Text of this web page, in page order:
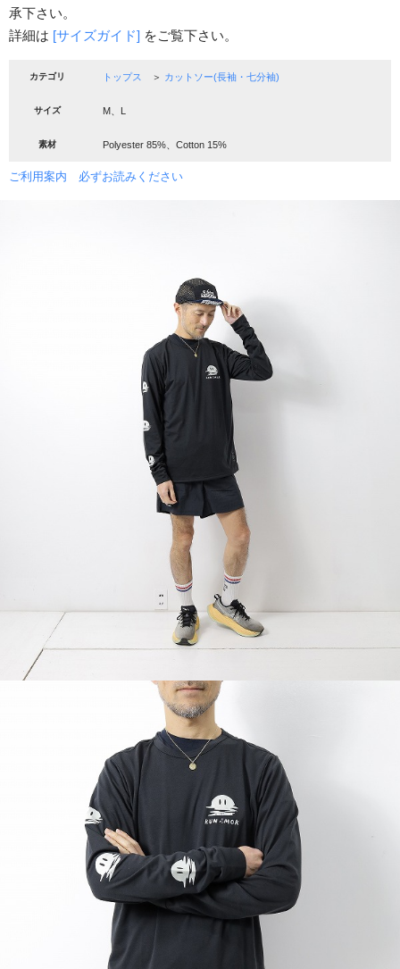
承下さい。
詳細は [サイズガイド] をご覧下さい。
カテゴリ トップス ＞ カットソー(長袖・七分袖)
サイズ M、L
素材 Polyester 85%、Cotton 15%
ご利用案内 必ずお読みください